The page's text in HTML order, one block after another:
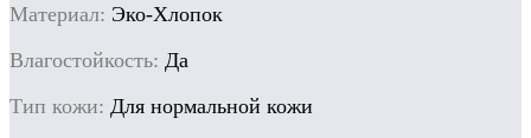
Материал: Эко-Хлопок
Влагостойкость: Да
Тип кожи: Для нормальной кожи